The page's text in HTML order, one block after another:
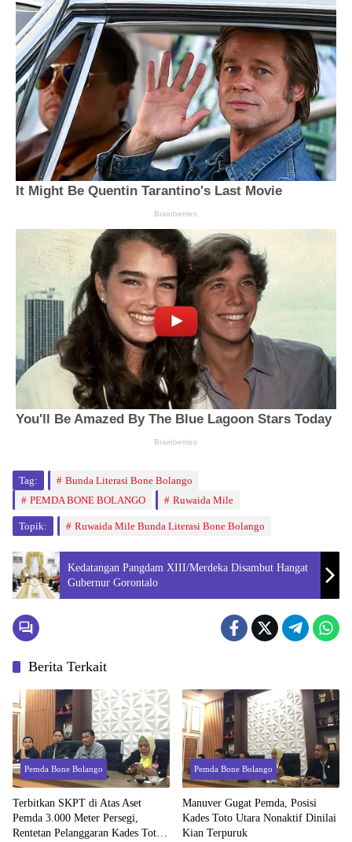
Tag:
Bunda Literasi Bone Bolango
PEMDA BONE BOLANGO
Ruwaida Mile
Topik: Ruwaida Mile Bunda Literasi Bone Bolango
Kedatangan Pangdam XIII/Merdeka Disambut Hangat
Gubernur Gorontalo
Berita Terkait
Pemda Bone Bolango
Terbitkan SKPT di Atas Aset
Pemda 3.000 Meter Persegi,
Rentetan Pelanggaran Kades Toto
Pemda Bone Bolango
Manuver Gugat Pemda, Posisi
Kades Toto Utara Nonaktif Dinilai
Kian Terpuruk